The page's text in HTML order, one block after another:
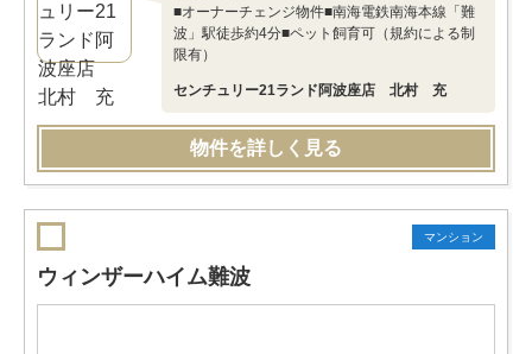
■オーナーチェンジ物件■南海電鉄南海本線「難
波」駅徒歩約4分■ペット飼育可（規約による制
限有）
センチュリー21ランド阿波座店 北村 充
物件を詳しく見る
マンション
ウィンザーハイム難波